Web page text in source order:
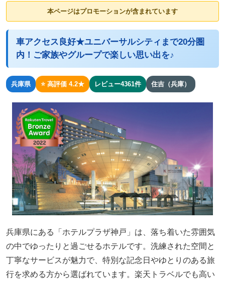
本ページはプロモーションが含まれています
車アクセス良好★ユニバーサルシティまで20分圏
内！ご家族やグループで楽しい思い出を♪
兵庫県 ⭐ 高評価 4.2★ レビュー4361件 住吉（兵庫）
兵庫県にある「ホテルプラザ神戸」は、落ち着いた雰囲気
の中でゆったりと過ごせるホテルです。洗練された空間と
丁寧なサービスが魅力で、特別な記念日やゆとりのある旅
行を求める方から選ばれています。楽天トラベルでも高い